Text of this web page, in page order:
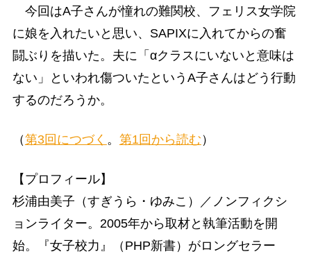
今回はA子さんが憧れの難関校、フェリス女学院
に娘を入れたいと思い、SAPIXに入れてからの奮
闘ぶりを描いた。夫に「αクラスにいないと意味は
ない」といわれ傷ついたというA子さんはどう行動
するのだろうか。
（第3回につづく 。 第1回から読む ）
【プロフィール】
杉浦由美子（すぎうら・ゆみこ）／ノンフィクシ
ョンライター。2005年から取材と執筆活動を開
始。『女子校力』（PHP新書）がロングセラー